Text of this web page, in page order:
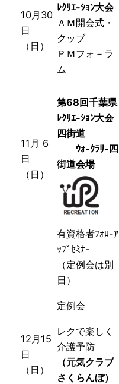
10月30
日
（日）
ﾚｸﾘｴ-ｼｮﾝ大会
ＡＭ開会式・
クッブ
ＰＭフォ－ラ
ム
11月 6
日
（日）
第68回千葉県
ﾚｸﾘｴ-ｼｮﾝ大会
四街道
ｳｫ-ｸﾗﾘ-四
街道会場
有資格者ﾌｫﾛ-ｱ
ｯﾌﾟｾﾐﾅ-
（定例会は別
日）
定例会
12月15
日
（日）
レクで楽しく
介護予防
（元気クラブ
さくらんぼ）